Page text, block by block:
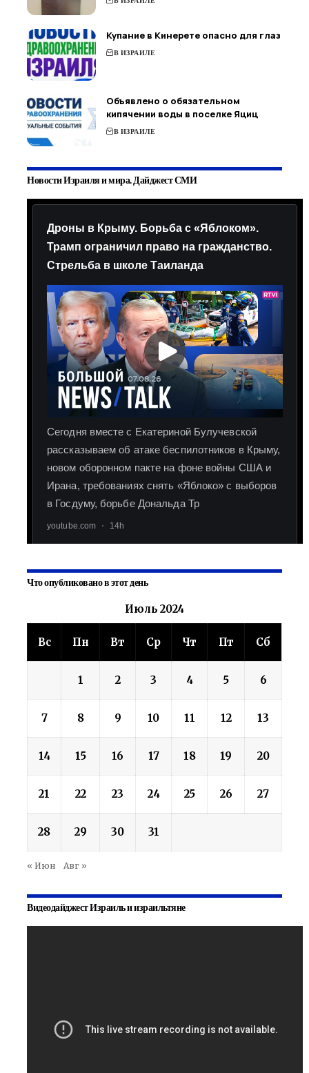
Купание в Кинерете опасно для глаз
В ИЗРАИЛЕ
Объявлено о обязательном
кипячении воды в поселке Яциц
В ИЗРАИЛЕ
Новости Израиля и мира. Дайджест СМИ
Что опубликовано в этот день
Июль 2024
Вс Пн Вт Ср Чт Пт Сб
1 2 3 4 5 6
7 8 9 10 11 12 13
14 15 16 17 18 19 20
21 22 23 24 25 26 27
28 29 30 31
« Июн Авг »
Видеодайджест Израиль и израильтяне